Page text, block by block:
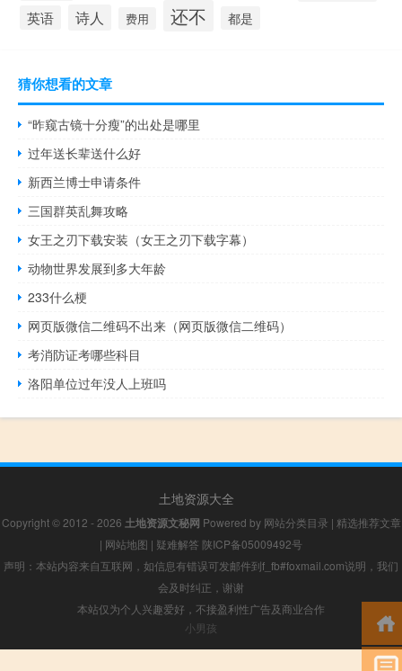
英语 诗人 费用 还不 都是
猜你想看的文章
“昨窥古镜十分瘦”的出处是哪里
过年送长辈送什么好
新西兰博士申请条件
三国群英乱舞攻略
女王之刃下载安装（女王之刃下载字幕）
动物世界发展到多大年龄
233什么梗
网页版微信二维码不出来（网页版微信二维码）
考消防证考哪些科目
洛阳单位过年没人上班吗
土地资源大全
Copyright © 2012 - 2026 土地资源文秘网 Powered by 网站分类目录 | 精选推荐文章
| 网站地图 | 疑难解答 陕ICP备05009492号
声明：本站内容来自互联网，如信息有错误可发邮件到f_fb#foxmail.com说明，我们
会及时纠正，谢谢
本站仅为个人兴趣爱好，不接盈利性广告及商业合作
小男孩